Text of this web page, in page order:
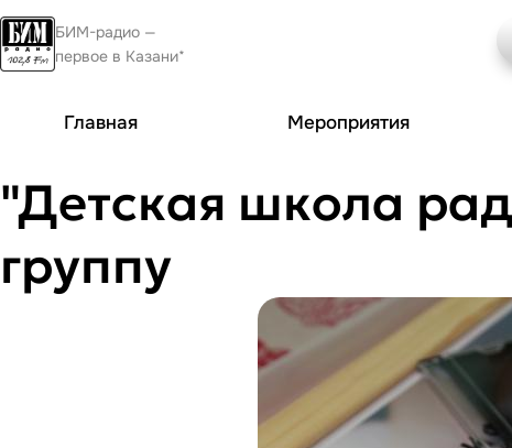
БИМ-радио —
первое в Казани*
Главная Мероприятия
"Детская школа
группу